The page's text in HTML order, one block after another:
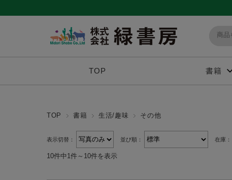
TOP 書籍
TOP 書籍 生活/趣味 その他
表示切替： 並び順： 在庫：
10件中1件～10件を表示